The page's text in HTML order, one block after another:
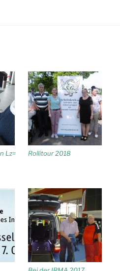
Lz= Rollitour 2018